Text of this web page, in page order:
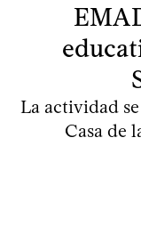
La actividad
Casa de